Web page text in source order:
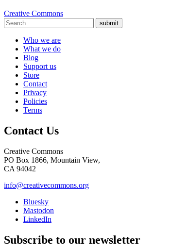
Creative Commons
submit
Who we are
What we do
Blog
Support us
Store
Contact
Privacy
Policies
Terms
Contact Us
Creative Commons
PO Box 1866, Mountain View,
CA 94042
info@creativecommons.org
Bluesky
Mastodon
LinkedIn
Subscribe to our newsletter